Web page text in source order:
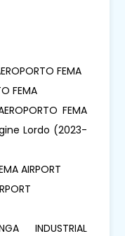
FEMA
FEMA
FEMA
Lordo (2023-
AIRPORT
INDUSTRIAL